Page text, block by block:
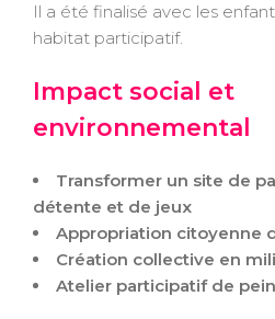
Il a été finalisé avec les
habitat participatif.
Impact social et
environnemental
Transformer un site de
détente et de jeux
Appropriation citoyenne
Création collective en
Atelier participatif de